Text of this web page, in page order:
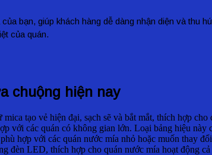
bạn, giúp khách hàng dễ dàng nhận diện và thu
của quán.
chuộng hiện nay
tạo vẻ hiện đại, sạch sẽ và bắt mắt, thích hợp cho
với các quán có không gian lớn. Loại bảng hiệu
hợp với các quán nước mía nhỏ hoặc muốn thay
đèn LED, thích hợp cho quán nước mía hoạt động cả